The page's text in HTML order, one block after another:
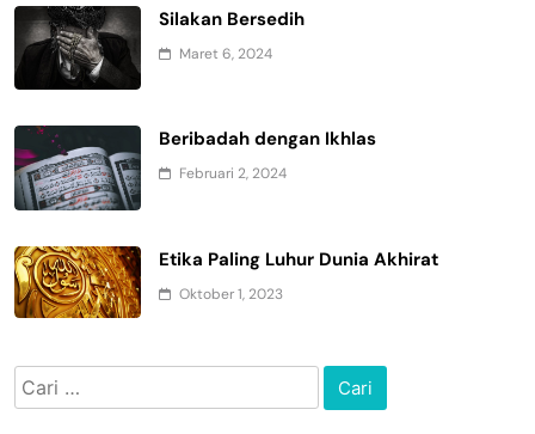
Silakan Bersedih
Maret 6, 2024
Beribadah dengan Ikhlas
Februari 2, 2024
Etika Paling Luhur Dunia Akhirat
Oktober 1, 2023
Cari
untuk: